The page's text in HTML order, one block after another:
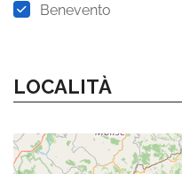
Benevento
LOCALITÀ